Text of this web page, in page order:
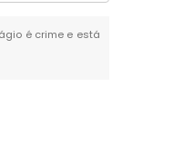
é crime e está